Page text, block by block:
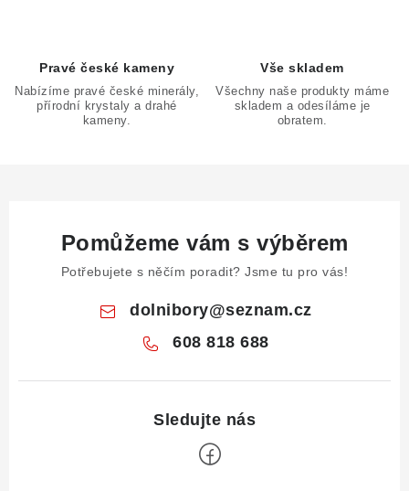
s
Pravé české kameny
Nabízíme pravé české minerály,
přírodní krystaly a drahé
kameny.
Vše skladem
Všechny naše produkty máme
skladem a odesíláme je
obratem.
Pomůžeme vám s výběrem
Potřebujete s něčím poradit? Jsme tu pro vás!
dolnibory@seznam.cz
608 818 688